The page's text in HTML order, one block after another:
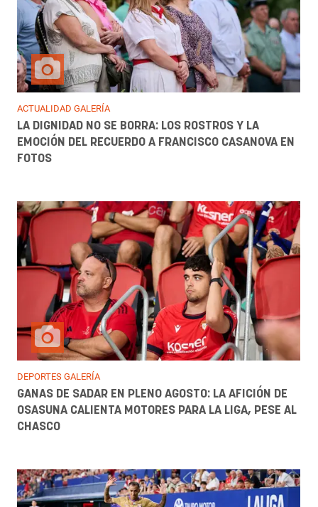
ACTUALIDAD GALERÍA
LA DIGNIDAD NO SE BORRA: LOS ROSTROS Y LA
EMOCIÓN DEL RECUERDO A FRANCISCO CASANOVA EN
FOTOS
DEPORTES GALERÍA
GANAS DE SADAR EN PLENO AGOSTO: LA AFICIÓN DE
OSASUNA CALIENTA MOTORES PARA LA LIGA, PESE AL
CHASCO